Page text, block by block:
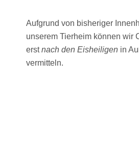
Aufgrund von bisheriger
unserem Tierheim können wir
erstnach den Eisheiligen in
vermitteln.